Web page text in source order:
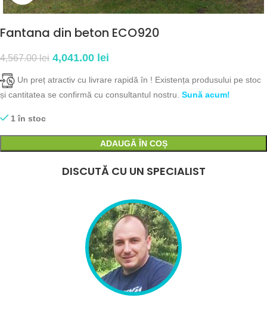
Fantana din beton ECO920
4,567.00lei 4,041.00 lei
Un preț atractiv cu livrare rapidă în ! Existența produsului pe stoc
și cantitatea se confirmă cu consultantul nostru. Sună acum!
1 în stoc
ADAUGĂ ÎN COȘ
DISCUTĂ CU UN SPECIALIST